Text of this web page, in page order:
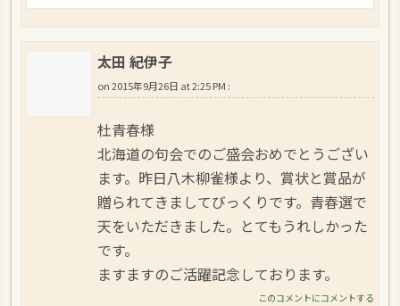
太田 紀伊子
on2015年9月26日 at 2:25 PM :
杜青春様
北海道の句会でのご盛会おめでとうござい
ます。昨日八木柳雀様より、賞状と賞品が
贈られてきましてびっくりです。青春選で
天をいただきました。とてもうれしかった
です。
ますますのご活躍記念しております。
このコメントにコメントする